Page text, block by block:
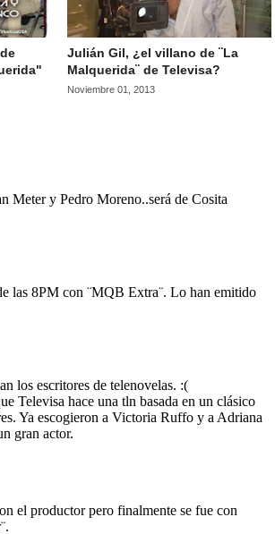
Julián Gil, ¿el villano de ¨La
Malquerida¨ de Televisa?
Noviembre 01, 2013